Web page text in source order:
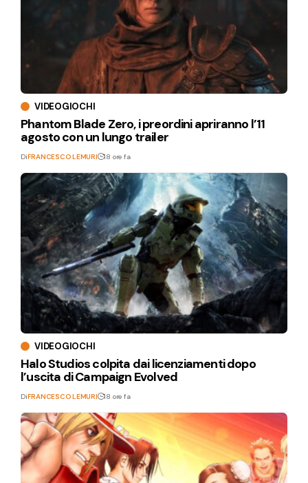
VIDEOGIOCHI
Phantom Blade Zero, i preordini apriranno l’11
agosto con un lungo trailer
DiFRANCESCO LEMURI 18 ore fa
VIDEOGIOCHI
Halo Studios colpita dai licenziamenti dopo
l’uscita di Campaign Evolved
DiFRANCESCO LEMURI 18 ore fa